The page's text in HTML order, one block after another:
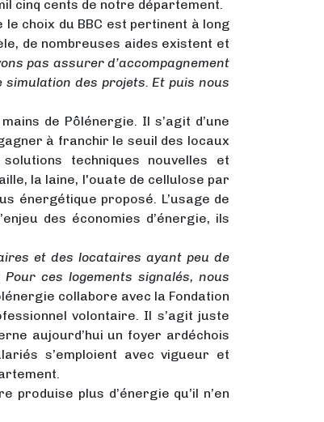
cinq cents de notre département.
choix du BBC est pertinent à long
de nombreuses aides existent et
pas assurer d’accompagnement
des projets. Et puis nous
de Pôlénergie. Il s’agit d’une
à franchir le seuil des locaux
techniques nouvelles et
la laine, l'ouate de cellulose par
énergétique proposé. L’usage de
des économies d’énergie, ils
et des locataires ayant peu de
Pour ces logements signalés, nous
collabore avec la Fondation
volontaire. Il s’agit juste
aujourd’hui un foyer ardéchois
s’emploient avec vigueur et
plus d’énergie qu’il n’en